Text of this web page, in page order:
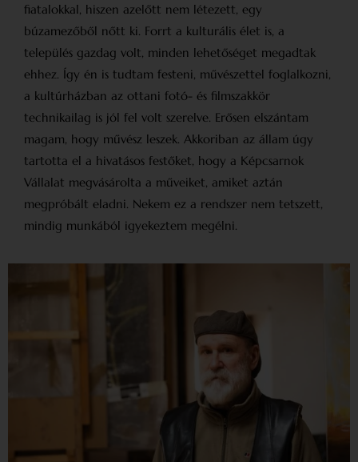
fiatalokkal, hiszen azelőtt nem létezett, egy
búzamezőből nőtt ki. Forrt a kulturális élet is, a
település gazdag volt, minden lehetőséget megadtak
ehhez. Így én is tudtam festeni, művészettel foglalkozni,
a kultúrházban az ottani fotó- és filmszakkör
technikailag is jól fel volt szerelve. Erősen elszántam
magam, hogy művész leszek. Akkoriban az állam úgy
tartotta el a hivatásos festőket, hogy a Képcsarnok
Vállalat megvásárolta a műveiket, amiket aztán
megpróbált eladni. Nekem ez a rendszer nem tetszett,
mindig munkából igyekeztem megélni.